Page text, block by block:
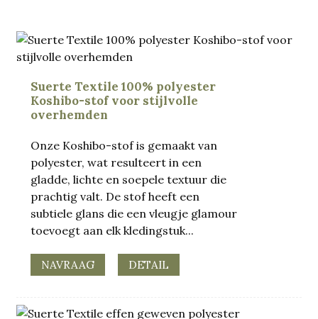
Suerte Textile 100% polyester
Koshibo-stof voor stijlvolle
overhemden
Onze Koshibo-stof is gemaakt van
polyester, wat resulteert in een
gladde, lichte en soepele textuur die
prachtig valt. De stof heeft een
subtiele glans die een vleugje glamour
toevoegt aan elk kledingstuk...
NAVRAAG DETAIL